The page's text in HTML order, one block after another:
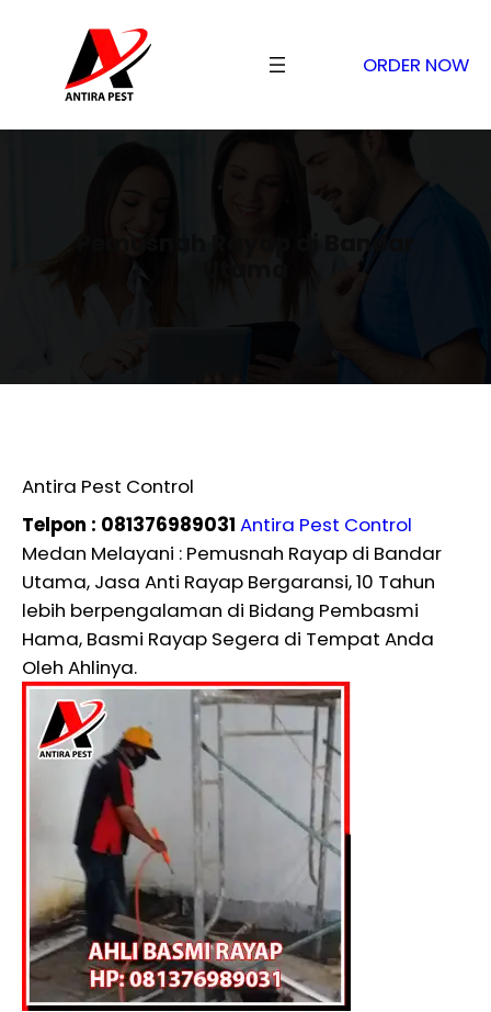
ORDER NOW
Pemusnah Rayap di Bandar
Antira Pest Control
Telpon : 081376989031 Antira Pest Control
Medan Melayani : Pemusnah Rayap di Bandar
Utama, Jasa Anti Rayap Bergaransi, 10 Tahun
lebih berpengalaman di Bidang Pembasmi
Hama, Basmi Rayap Segera di Tempat Anda
Oleh Ahlinya.